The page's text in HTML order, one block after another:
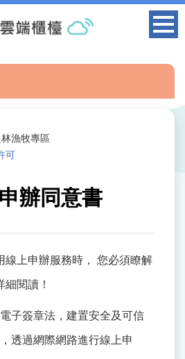
林漁牧專區
可
辦同意書
線上申辦服務時， 您必須瞭解
閱讀！
子簽章法，建置安全及可信
透過網際網路進行線上申